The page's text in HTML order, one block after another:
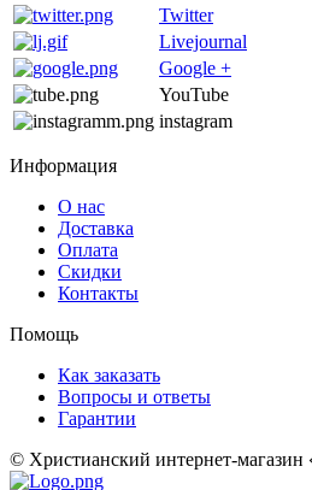
Twitter
Livejournal
Google +
YouTube
instagram
Информация
О нас
Доставка
Оплата
Скидки
Контакты
Помощь
Как заказать
Вопросы и ответы
Гарантии
© Христианский интернет-